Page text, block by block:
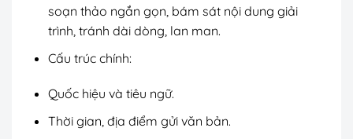
soạn thảo ngắn gọn, bám sát nội dung giải
trình, tránh dài dòng, lan man.
Cấu trúc chính:
Quốc hiệu và tiêu ngữ.
Thời gian, địa điểm gửi văn bản.